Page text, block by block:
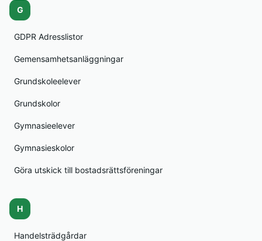
G
GDPR Adresslistor
Gemensamhetsanläggningar
Grundskoleelever
Grundskolor
Gymnasieelever
Gymnasieskolor
Göra utskick till bostadsrättsföreningar
H
Handelsträdgårdar